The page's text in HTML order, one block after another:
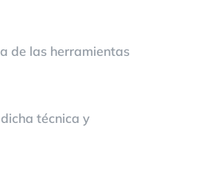
de las herramientas
técnica y